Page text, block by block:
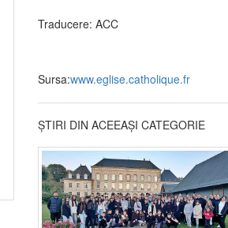
Traducere: ACC
Sursa:www.eglise.catholique.fr
ȘTIRI DIN ACEEAȘI CATEGORIE